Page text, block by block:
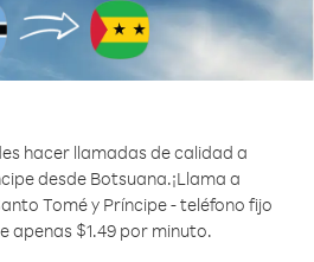
hacer llamadas de calidad a
desde Botsuana.¡Llama a
Tomé y Príncipe - teléfono fijo
apenas $1.49 por minuto.